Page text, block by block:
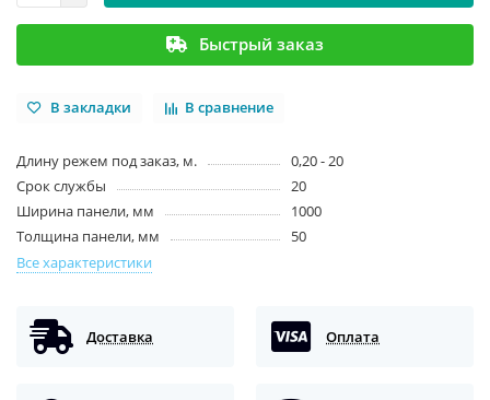
Быстрый заказ
В закладки В сравнение
Длину режем под заказ, м.
0,20 - 20
Срок службы
20
Ширина панели, мм
1000
Толщина панели, мм
50
Все характеристики
Доставка Оплата